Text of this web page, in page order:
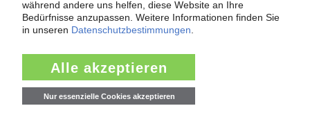
Die wichtigsten Nachrichten und Neuigkeiten aus der